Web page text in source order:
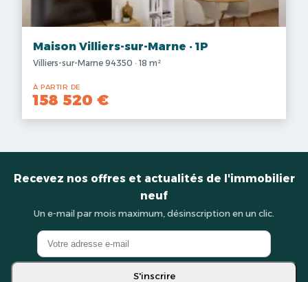
Maison Villiers-sur-Marne · 1P
Villiers-sur-Marne 94350 · 18 m²
À PARTIR DE
158 520 €
Recevez nos offres et actualités de l'immobilier
neuf
Un e-mail par mois maximum, désinscription en un clic.
S'inscrire